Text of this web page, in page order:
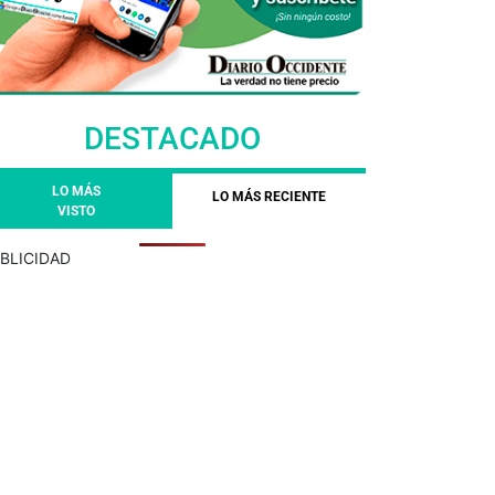
DESTACADO
LO MÁS
VISTO
LO MÁS RECIENTE